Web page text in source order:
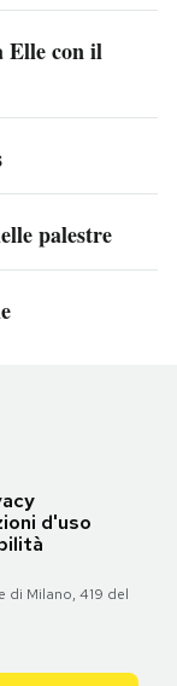
Elle con il
palestre
d'uso
di Milano, 419 del